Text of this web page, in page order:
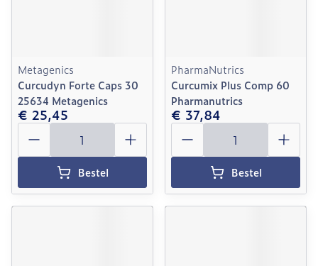
Metagenics
Curcudyn Forte Caps 30
25634 Metagenics
€ 25,45
Aantal
Bestel
PharmaNutrics
Curcumix Plus Comp 60
Pharmanutrics
€ 37,84
Aantal
Bestel